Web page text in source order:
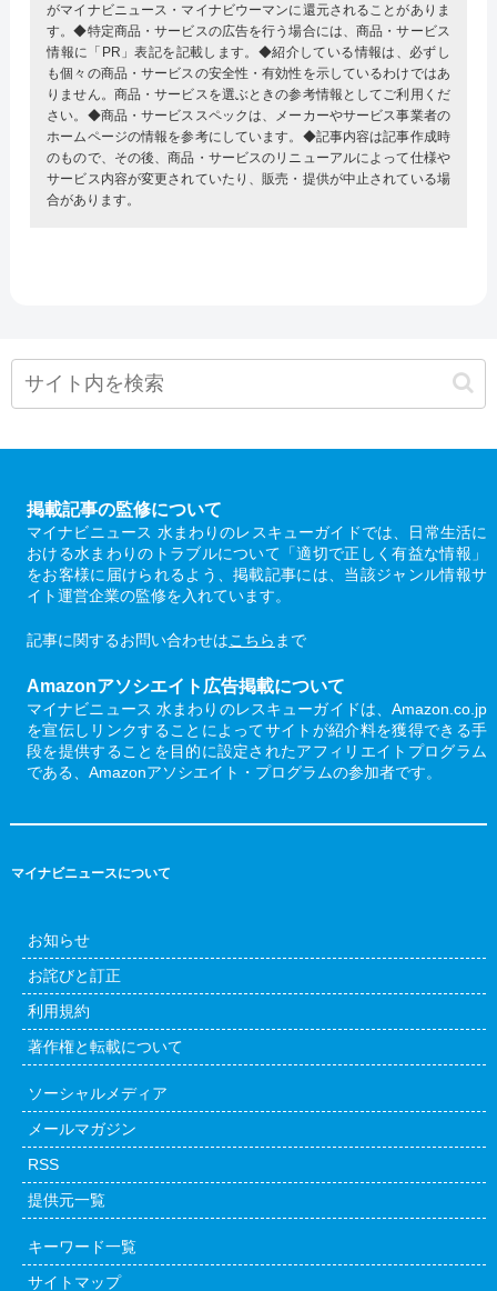
がマイナビニュース・マイナビウーマンに還元されることがありま
す。◆特定商品・サービスの広告を行う場合には、商品・サービス
情報に「PR」表記を記載します。◆紹介している情報は、必ずし
も個々の商品・サービスの安全性・有効性を示しているわけではあ
りません。商品・サービスを選ぶときの参考情報としてご利用くだ
さい。◆商品・サービススペックは、メーカーやサービス事業者の
ホームページの情報を参考にしています。◆記事内容は記事作成時
のもので、その後、商品・サービスのリニューアルによって仕様や
サービス内容が変更されていたり、販売・提供が中止されている場
合があります。
掲載記事の監修について
マイナビニュース 水まわりのレスキューガイドでは、日常生活に
おける水まわりのトラブルについて「適切で正しく有益な情報」
をお客様に届けられるよう、掲載記事には、当該ジャンル情報サ
イト運営企業の監修を入れています。
記事に関するお問い合わせはこちら まで
Amazonアソシエイト広告掲載について
マイナビニュース 水まわりのレスキューガイドは、Amazon.co.jp
を宣伝しリンクすることによってサイトが紹介料を獲得できる手
段を提供することを目的に設定されたアフィリエイトプログラム
である、Amazonアソシエイト・プログラムの参加者です。
マイナビニュースについて
お知らせ
お詫びと訂正
利用規約
著作権と転載について
ソーシャルメディア
メールマガジン
RSS
提供元一覧
キーワード一覧
サイトマップ